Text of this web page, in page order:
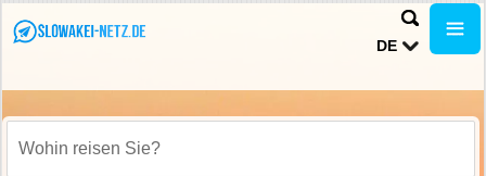
DE
Wohin reisen Sie?